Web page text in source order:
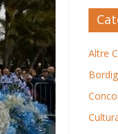
Altre